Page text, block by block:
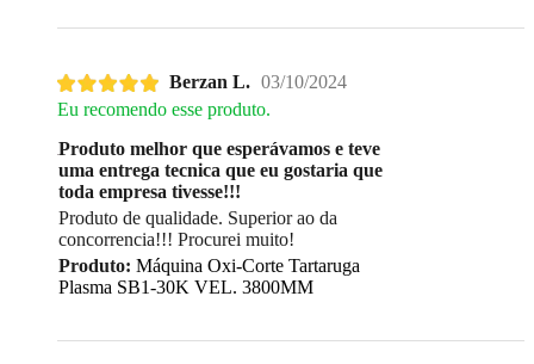
Berzan L. 03/10/2024
Eu recomendo esse produto.
Produto melhor que esperávamos e teve
uma entrega tecnica que eu gostaria que
toda empresa tivesse!!!
Produto de qualidade. Superior ao da
concorrencia!!! Procurei muito!
Produto: Máquina Oxi-Corte Tartaruga
Plasma SB1-30K VEL. 3800MM